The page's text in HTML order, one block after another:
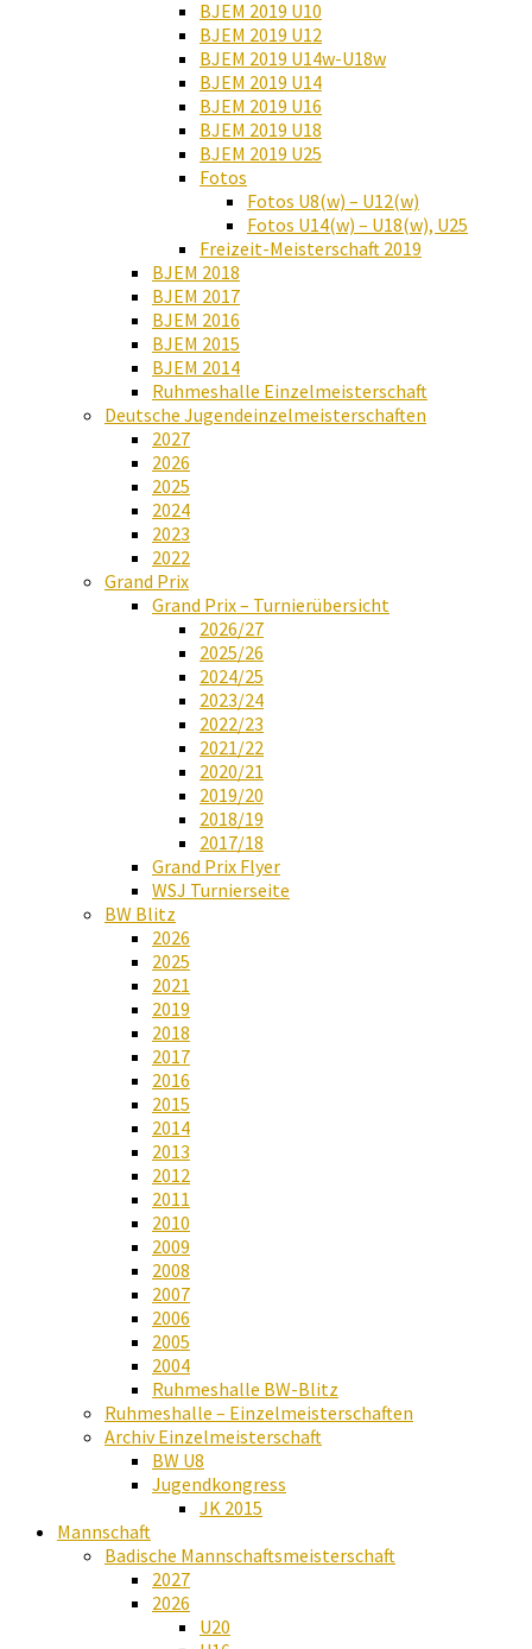
BJEM 2019 U10
BJEM 2019 U12
BJEM 2019 U14w-U18w
BJEM 2019 U14
BJEM 2019 U16
BJEM 2019 U18
BJEM 2019 U25
Fotos
Fotos U8(w) – U12(w)
Fotos U14(w) – U18(w), U25
Freizeit-Meisterschaft 2019
BJEM 2018
BJEM 2017
BJEM 2016
BJEM 2015
BJEM 2014
Ruhmeshalle Einzelmeisterschaft
Deutsche Jugendeinzelmeisterschaften
2027
2026
2025
2024
2023
2022
Grand Prix
Grand Prix – Turnierübersicht
2026/27
2025/26
2024/25
2023/24
2022/23
2021/22
2020/21
2019/20
2018/19
2017/18
Grand Prix Flyer
WSJ Turnierseite
BW Blitz
2026
2025
2021
2019
2018
2017
2016
2015
2014
2013
2012
2011
2010
2009
2008
2007
2006
2005
2004
Ruhmeshalle BW-Blitz
Ruhmeshalle – Einzelmeisterschaften
Archiv Einzelmeisterschaft
BW U8
Jugendkongress
JK 2015
Mannschaft
Badische Mannschaftsmeisterschaft
2027
2026
U20